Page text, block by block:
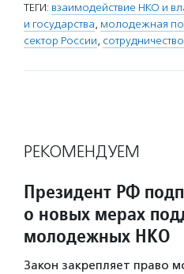
ТЕГИ: взаимодействие НКО и
и государства, молодежная
сектор России,
РЕКОМЕНДУЕМ
Президент РФ
о новых мерах
молодежных НКО
Закон закрепляет право